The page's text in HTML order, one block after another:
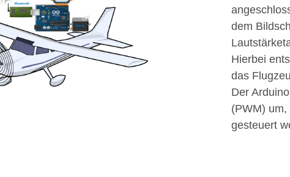
dem
Hierbei
das
Der
(PWM)
gesteuert